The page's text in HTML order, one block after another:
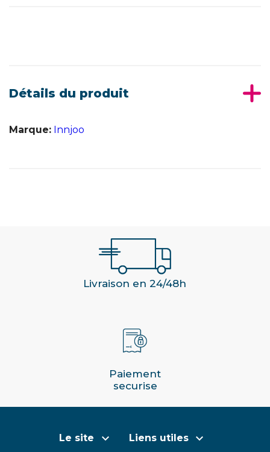
Détails du produit
Marque: Innjoo
Livraison en 24/48h
Paiement
securise
Le site  Liens utiles 